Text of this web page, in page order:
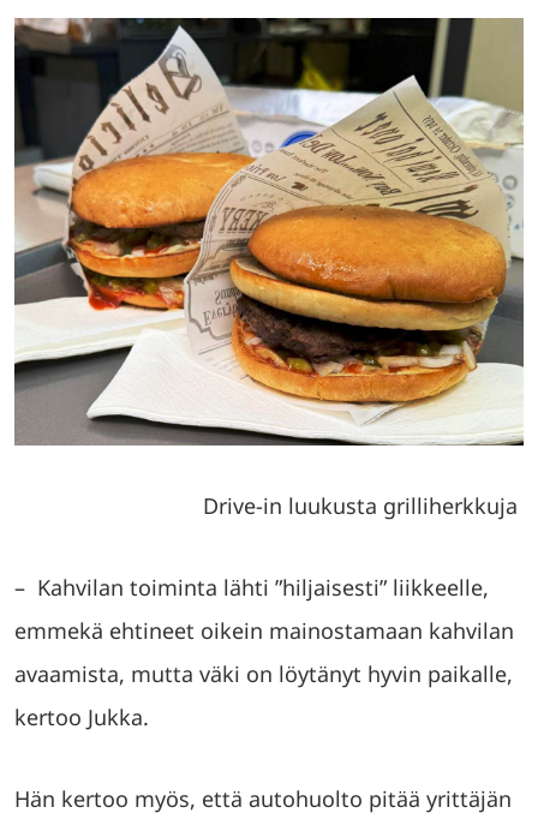
Drive-in luukusta grilliherkkuja
– Kahvilan toiminta lähti ”hiljaisesti” liikkeelle,
emmekä ehtineet oikein mainostamaan kahvilan
avaamista, mutta väki on löytänyt hyvin paikalle,
kertoo Jukka.
Hän kertoo myös, että autohuolto pitää yrittäjän